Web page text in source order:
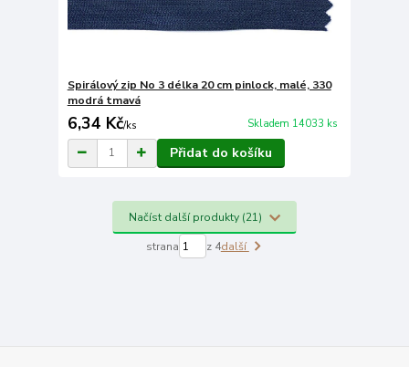
Spirálový zip No 3 délka 20 cm pinlock, malé, 330
modrá tmavá
6,34 Kč/ks Skladem 14033 ks
Přidat do košíku
Načíst další produkty (21)
strana z 4další